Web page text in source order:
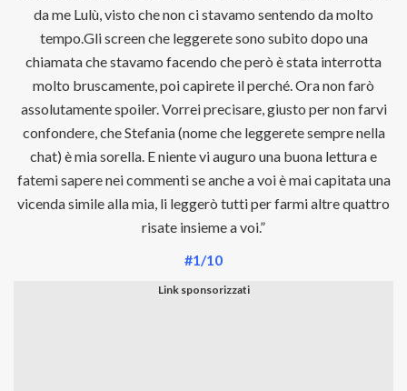
da me Lulù, visto che non ci stavamo sentendo da molto
tempo.Gli screen che leggerete sono subito dopo una
chiamata che stavamo facendo che però è stata interrotta
molto bruscamente, poi capirete il perché. Ora non farò
assolutamente spoiler. Vorrei precisare, giusto per non farvi
confondere, che Stefania (nome che leggerete sempre nella
chat) è mia sorella. E niente vi auguro una buona lettura e
fatemi sapere nei commenti se anche a voi è mai capitata una
vicenda simile alla mia, li leggerò tutti per farmi altre quattro
risate insieme a voi.”
#1/10